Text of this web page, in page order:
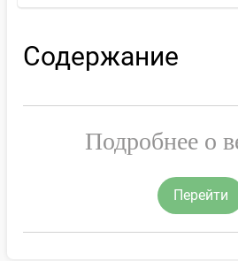
Содержание
Подробнее о
Перейти